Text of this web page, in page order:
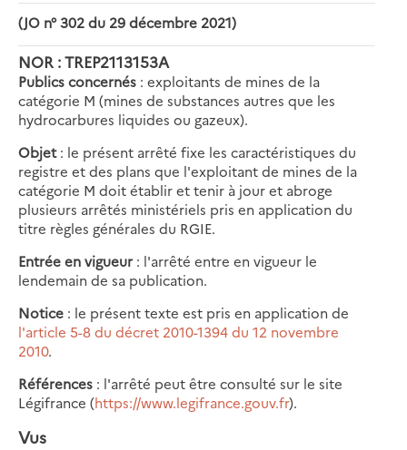
(JO n° 302 du 29 décembre 2021)
NOR : TREP2113153A
Publics concernés : exploitants de mines de la
catégorie M (mines de substances autres que les
hydrocarbures liquides ou gazeux).
Objet: le présent arrêté fixe les caractéristiques du
registre et des plans que l'exploitant de mines de la
catégorie M doit établir et tenir à jour et abroge
plusieurs arrêtés ministériels pris en application du
titre règles générales du RGIE.
Entrée en vigueur : l'arrêté entre en vigueur le
lendemain de sa publication.
Notice : le présent texte est pris en application de
l'article 5-8 du décret 2010-1394 du 12 novembre
2010.
Références : l'arrêté peut être consulté sur le site
Légifrance (https://www.legifrance.gouv.fr).
Vus